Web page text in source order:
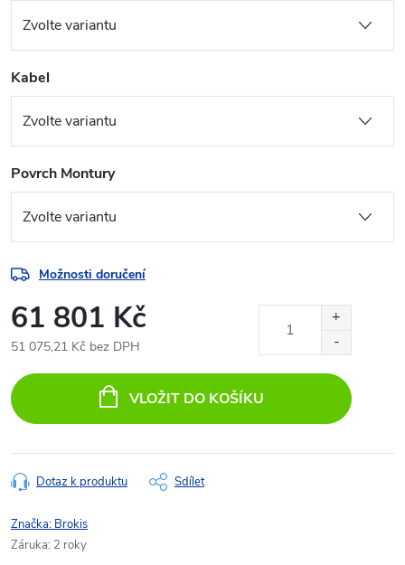
Kabel
Povrch Montury
Možnosti doručení
61 801 Kč
51 075,21 Kč bez DPH
cena:
VLOŽIT DO KOŠÍKU
Dotaz k produktu Sdílet
Značka: Brokis
Záruka: 2 roky